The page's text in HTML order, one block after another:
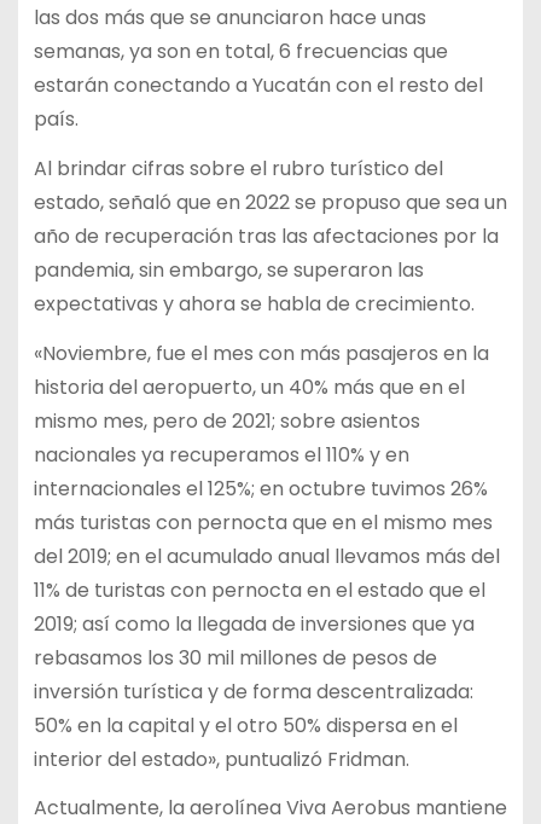
las dos más que se anunciaron hace unas
semanas, ya son en total, 6 frecuencias que
estarán conectando a Yucatán con el resto del
país.
Al brindar cifras sobre el rubro turístico del
estado, señaló que en 2022 se propuso que sea un
año de recuperación tras las afectaciones por la
pandemia, sin embargo, se superaron las
expectativas y ahora se habla de crecimiento.
«Noviembre, fue el mes con más pasajeros en la
historia del aeropuerto, un 40% más que en el
mismo mes, pero de 2021; sobre asientos
nacionales ya recuperamos el 110% y en
internacionales el 125%; en octubre tuvimos 26%
más turistas con pernocta que en el mismo mes
del 2019; en el acumulado anual llevamos más del
11% de turistas con pernocta en el estado que el
2019; así como la llegada de inversiones que ya
rebasamos los 30 mil millones de pesos de
inversión turística y de forma descentralizada:
50% en la capital y el otro 50% dispersa en el
interior del estado», puntualizó Fridman.
Actualmente, la aerolínea Viva Aerobus mantiene